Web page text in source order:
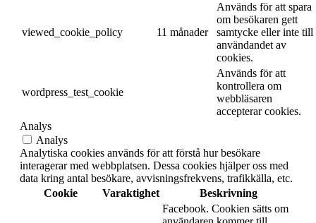
viewed_cookie_policy 11 månader
Används för att spara
om besökaren gett
samtycke eller inte till
användandet av
cookies.
wordpress_test_cookie
Används för att
kontrollera om
webbläsaren
accepterar cookies.
Analys
Analys
Analytiska cookies används för att förstå hur besökare
interagerar med webbplatsen. Dessa cookies hjälper oss med
data kring antal besökare, avvisningsfrekvens, trafikkälla, etc.
Cookie
Varaktighet Beskrivning
Facebook. Cookien sätts om